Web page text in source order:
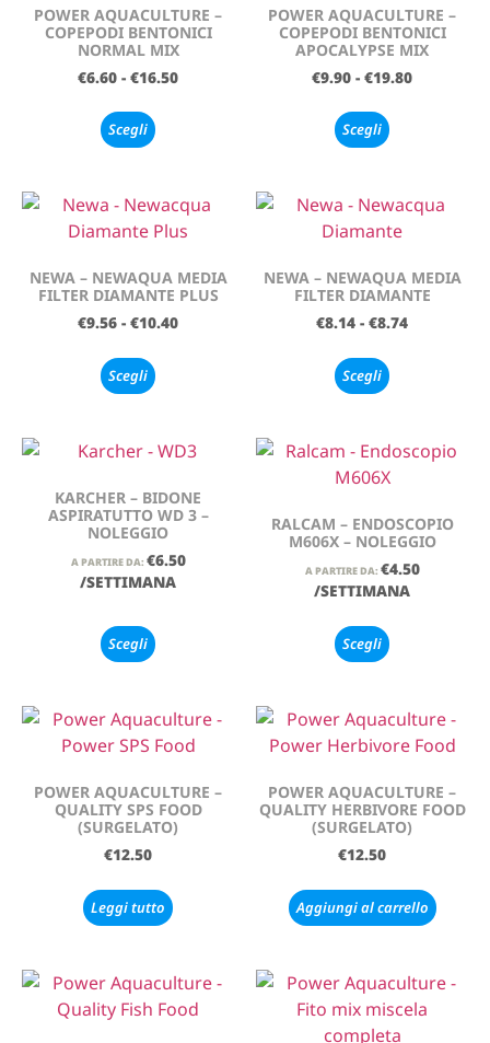
POWER AQUACULTURE –
COPEPODI BENTONICI
NORMAL MIX
€6.60 - €16.50
Scegli
POWER AQUACULTURE –
COPEPODI BENTONICI
APOCALYPSE MIX
€9.90 - €19.80
Scegli
NEWA – NEWAQUA MEDIA
FILTER DIAMANTE PLUS
€9.56 - €10.40
Scegli
NEWA – NEWAQUA MEDIA
FILTER DIAMANTE
€8.14 - €8.74
Scegli
KARCHER – BIDONE
ASPIRATUTTO WD 3 –
NOLEGGIO
A PARTIRE DA: €6.50
/SETTIMANA
Scegli
RALCAM – ENDOSCOPIO
M606X – NOLEGGIO
A PARTIRE DA: €4.50
/SETTIMANA
Scegli
POWER AQUACULTURE –
QUALITY SPS FOOD
(SURGELATO)
€12.50
Leggi tutto
POWER AQUACULTURE –
QUALITY HERBIVORE FOOD
(SURGELATO)
€12.50
Aggiungi al carrello